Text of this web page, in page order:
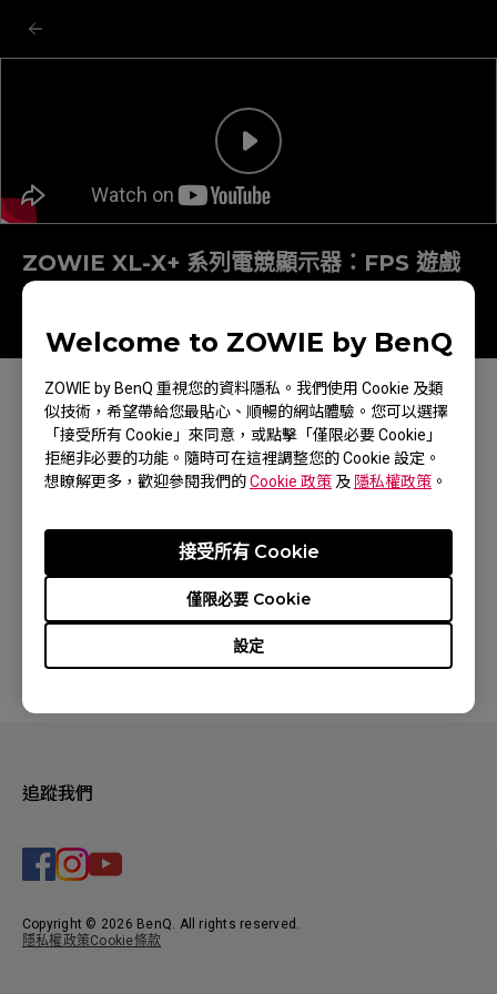
Welcome to ZOWIE by BenQ
ZOWIE by BenQ 重視您的資料隱私。我們使用 Cookie 及類
似技術，希望帶給您最貼心、順暢的網站體驗。您可以選擇
「接受所有 Cookie」來同意，或點擊「僅限必要 Cookie」
拒絕非必要的功能。隨時可在這裡調整您的 Cookie 設定。
想瞭解更多，歡迎參閱我們的Cookie 政策 及 隱私權政策 。
設定
僅限必要 Cookie
接受所有 Cookie
ZOWIE XL-X+ 系列電競顯示器：FPS 遊戲
設定
追蹤我們
Copyright © 2026 BenQ. All rights reserved.
隱私權政策Cookie條款